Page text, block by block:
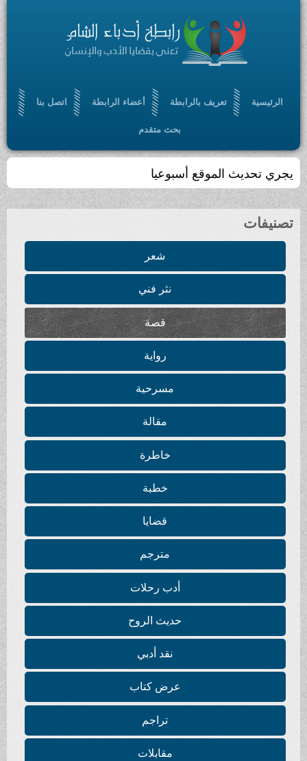
الرئيسية تعريف بالرابطة أعضاء الرابطة اتصل بنا
بحث متقدم
يجري تحديث الموقع أسبوعيا
تصنيفات
شعر
نثر فني
قصة
رواية
مسرحية
مقالة
خاطرة
خطبة
قضايا
مترجم
أدب رحلات
حديث الروح
نقد أدبي
عرض كتاب
تراجم
مقابلات